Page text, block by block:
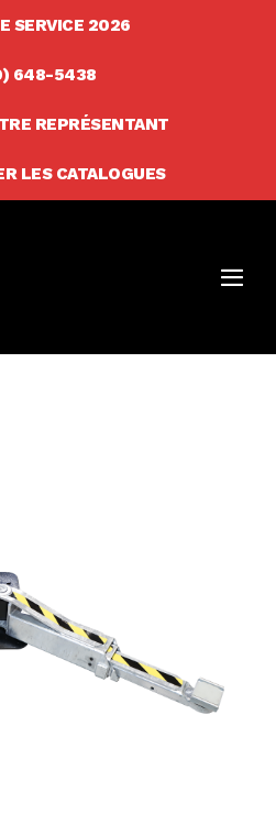
SERVICE 2026
648-5438
REPRÉSENTANT
LES CATALOGUES